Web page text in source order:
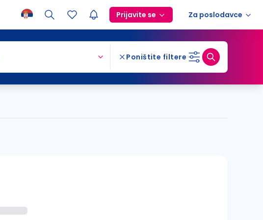
Prijavite se Za poslodavce
Poništite filtere